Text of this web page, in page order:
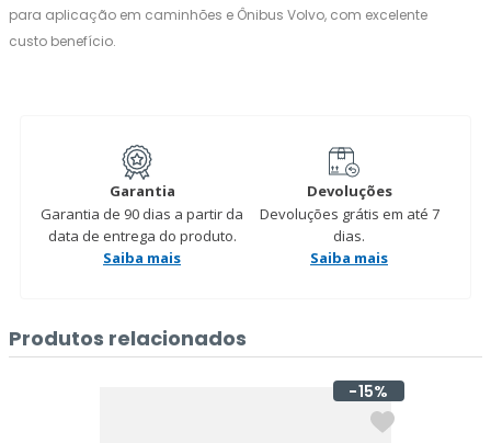
para aplicação em caminhões e Ônibus Volvo, com excelente
custo benefício.
Garantia
Garantia de 90 dias a partir da
data de entrega do produto.
Saiba mais
Devoluções
Devoluções grátis em até 7
dias.
Saiba mais
Produtos relacionados
15%